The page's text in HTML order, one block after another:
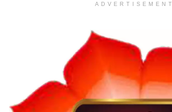
ADVERTISEMENT